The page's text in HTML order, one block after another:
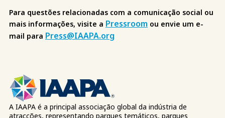
Para questões relacionadas com a comunicação social ou
mais informações, visite a Pressroom ou envie um e-
mail para Press@IAAPA.org
A IAAPA é a principal associação global da indústria de
atracções, representando parques temáticos, parques